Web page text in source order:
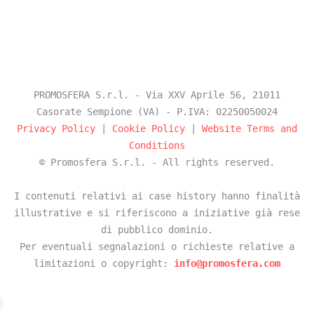
PROMOSFERA S.r.l. - Via XXV Aprile 56, 21011
Casorate Sempione (VA) - P.IVA: 02250050024
Privacy Policy
Cookie Policy
Website Terms and
Conditions
© Promosfera S.r.l. - All rights reserved.
I contenuti relativi ai case history hanno finalità
illustrative e si riferiscono a iniziative già rese
di pubblico dominio.
Per eventuali segnalazioni o richieste relative a
limitazioni o copyright: info@promosfera.com